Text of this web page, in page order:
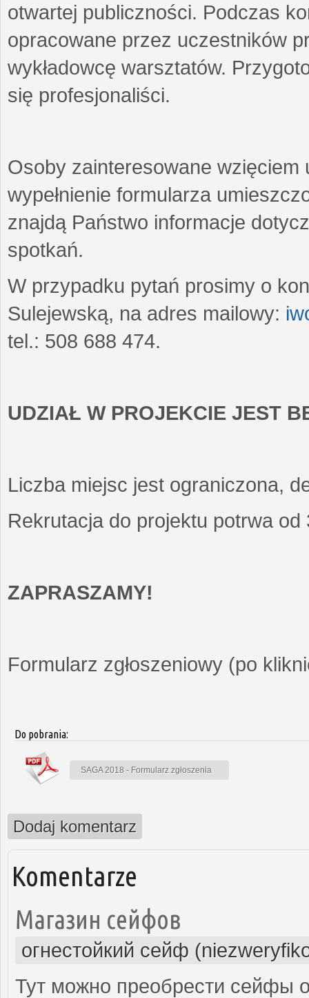
otwartej publiczności. Podczas
opracowane przez uczestników
wykładowcę warsztatów.
się profesjonaliści.
Osoby zainteresowane wzięciem
wypełnienie formularza
znajdą Państwo informacje
spotkań.
W przypadku pytań prosimy o
Sulejewską, na adres mailowy:
tel.: 508 688 474.
UDZIAŁ W PROJEKCIE JEST
Liczba miejsc jest ograniczona,
Rekrutacja do projektu potrwa
ZAPRASZAMY!
Formularz zgłoszeniowy (po
Do pobrania:
SAGA 2018 - Formularz zgłoszenia
Dodaj komentarz
Komentarze
Магазин сейфов
огнестойкий сейф
Тут можно преобрести сейфы